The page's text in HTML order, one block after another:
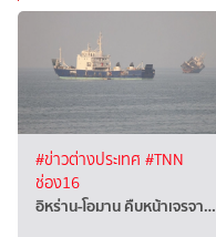
#ข่าวต่างประเทศ #TNN
ช่อง16
อิหร่าน-โอมาน คืบหน้าเจรจา…